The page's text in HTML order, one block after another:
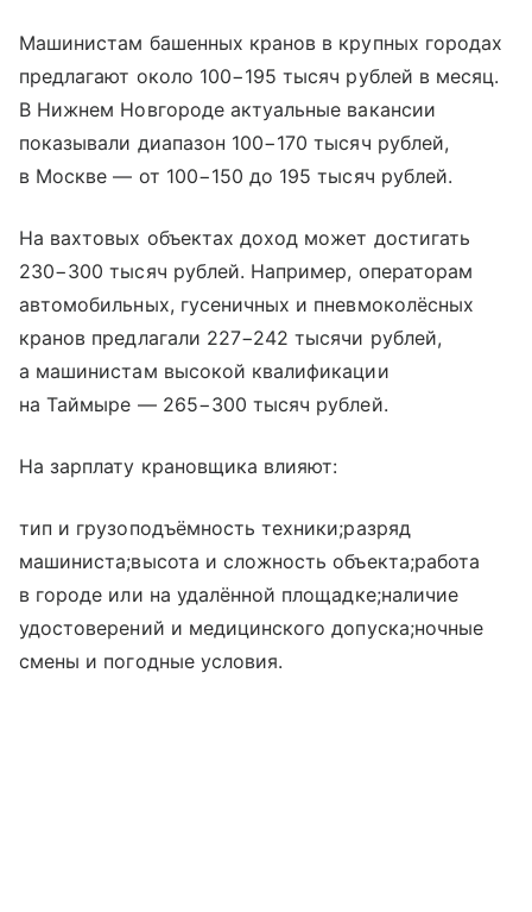
Машинистам башенных кранов в крупных городах
предлагают около 100−195 тысяч рублей в месяц.
В Нижнем Новгороде актуальные вакансии
показывали диапазон 100−170 тысяч рублей,
в Москве — от 100−150 до 195 тысяч рублей.
На вахтовых объектах доход может достигать
230−300 тысяч рублей. Например, операторам
автомобильных, гусеничных и пневмоколёсных
кранов предлагали 227−242 тысячи рублей,
а машинистам высокой квалификации
на Таймыре — 265−300 тысяч рублей.
На зарплату крановщика влияют:
тип и грузоподъёмность техники;разряд
машиниста;высота и сложность объекта;работа
в городе или на удалённой площадке;наличие
удостоверений и медицинского допуска;ночные
смены и погодные условия.